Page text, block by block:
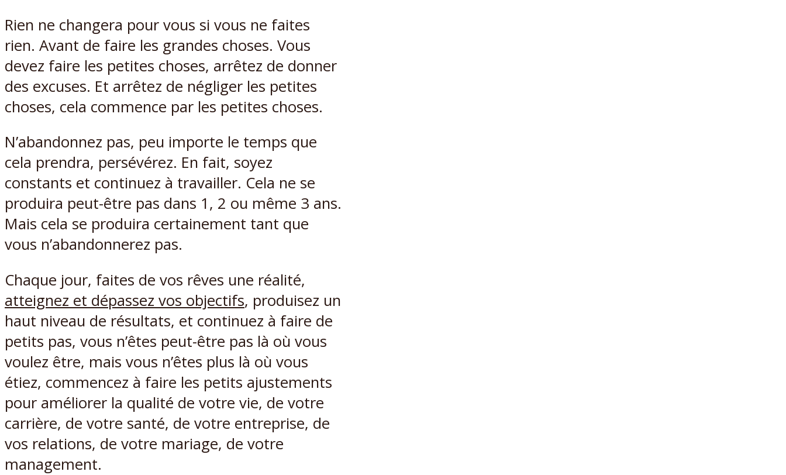
Rien ne changera pour vous si vous ne faites
rien. Avant de faire les grandes choses. Vous
devez faire les petites choses, arrêtez de donner
des excuses. Et arrêtez de négliger les petites
choses, cela commence par les petites choses.
N’abandonnez pas, peu importe le temps que
cela prendra, persévérez. En fait, soyez
constants et continuez à travailler. Cela ne se
produira peut-être pas dans 1, 2 ou même 3 ans.
Mais cela se produira certainement tant que
vous n’abandonnerez pas.
Chaque jour, faites de vos rêves une réalité,
atteignez et dépassez vos objectifs, produisez un
haut niveau de résultats, et continuez à faire de
petits pas, vous n’êtes peut-être pas là où vous
voulez être, mais vous n’êtes plus là où vous
étiez, commencez à faire les petits ajustements
pour améliorer la qualité de votre vie, de votre
carrière, de votre santé, de votre entreprise, de
vos relations, de votre mariage, de votre
management.